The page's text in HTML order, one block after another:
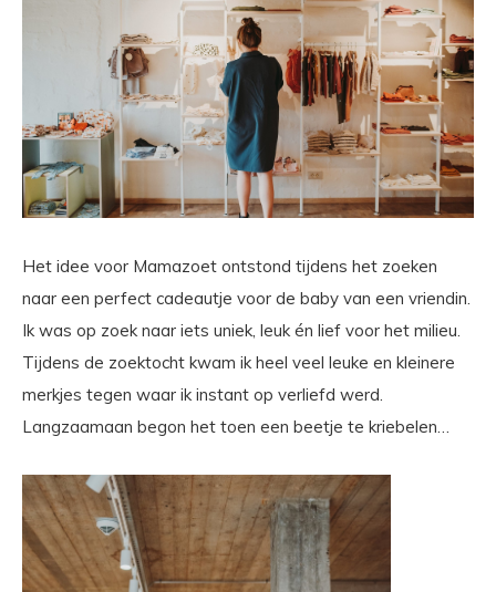
Het idee voor Mamazoet ontstond tijdens het zoeken
naar een perfect cadeautje voor de baby van een vriendin.
Ik was op zoek naar iets uniek, leuk én lief voor het milieu.
Tijdens de zoektocht kwam ik heel veel leuke en kleinere
merkjes tegen waar ik instant op verliefd werd.
Langzaamaan begon het toen een beetje te kriebelen…